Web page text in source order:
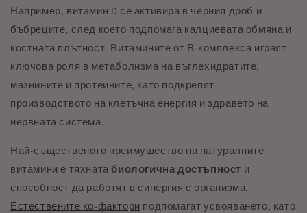
Например, витамин D се активира в черния дроб и
бъбреците, след което подпомага калциевата обмяна и
костната плътност. Витамините от В-комплекса играят
ключова роля в метаболизма на въглехидратите,
мазнините и протеините, като подкрепят
производството на клетъчна енергия и здравето на
нервната система.
Най-същественото преимущество на натуралните
витамини е тяхната биологична достъпност и
способност да работят в синергия с организма.
Естествените ко-фактори подпомагат усвояването, като